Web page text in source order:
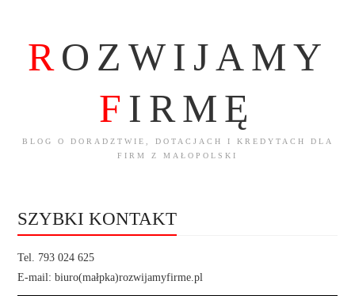
ROZWIJAMY
F IRMĘ
BLOG O DORADZTWIE, DOTACJACH I KREDYTACH DLA
FIRM Z MAŁOPOLSKI
SZYBKI KONTAKT
Tel. 793 024 625
E-mail: biuro(małpka)rozwijamyfirme.pl